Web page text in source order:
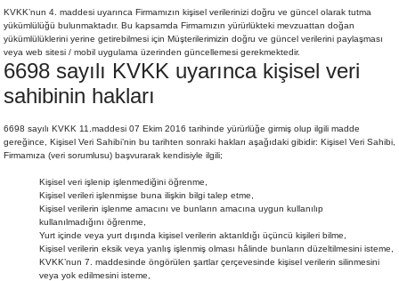
KVKK’nun 4. maddesi uyarınca Firmamızın kişisel verilerinizi doğru ve güncel olarak tutma
yükümlülüğü bulunmaktadır. Bu kapsamda Firmamızın yürürlükteki mevzuattan doğan
yükümlülüklerini yerine getirebilmesi için Müşterilerimizin doğru ve güncel verilerini paylaşması
veya web sitesi / mobil uygulama üzerinden güncellemesi gerekmektedir.
6698 sayılı KVKK uyarınca kişisel veri
sahibinin hakları
6698 sayılı KVKK 11.maddesi 07 Ekim 2016 tarihinde yürürlüğe girmiş olup ilgili madde
gereğince, Kişisel Veri Sahibi’nin bu tarihten sonraki hakları aşağıdaki gibidir: Kişisel Veri Sahibi,
Firmamıza (veri sorumlusu) başvurarak kendisiyle ilgili;
Kişisel veri işlenip işlenmediğini öğrenme,
Kişisel verileri işlenmişse buna ilişkin bilgi talep etme,
Kişisel verilerin işlenme amacını ve bunların amacına uygun kullanılıp
kullanılmadığını öğrenme,
Yurt içinde veya yurt dışında kişisel verilerin aktarıldığı üçüncü kişileri bilme,
Kişisel verilerin eksik veya yanlış işlenmiş olması hâlinde bunların düzeltilmesini isteme,
KVKK’nun 7. maddesinde öngörülen şartlar çerçevesinde kişisel verilerin silinmesini
veya yok edilmesini isteme,